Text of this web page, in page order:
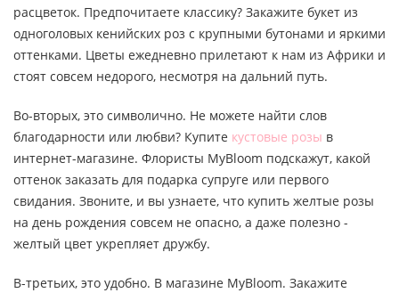
расцветок. Предпочитаете классику? Закажите букет из
одноголовых кенийских роз с крупными бутонами и яркими
оттенками. Цветы ежедневно прилетают к нам из Африки и
стоят совсем недорого, несмотря на дальний путь.
Во-вторых, это символично. Не можете найти слов
благодарности или любви? Купите кустовые розы в
интернет-магазине. Флористы MyBloom подскажут, какой
оттенок заказать для подарка супруге или первого
свидания. Звоните, и вы узнаете, что купить желтые розы
на день рождения совсем не опасно, а даже полезно -
желтый цвет укрепляет дружбу.
В-третьих, это удобно. В магазине MyBloom. Закажите